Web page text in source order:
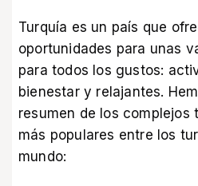
Turquía es un país que
oportunidades para unas
para todos los gustos:
bienestar y relajantes.
resumen de los complejos
más populares entre los
mundo: